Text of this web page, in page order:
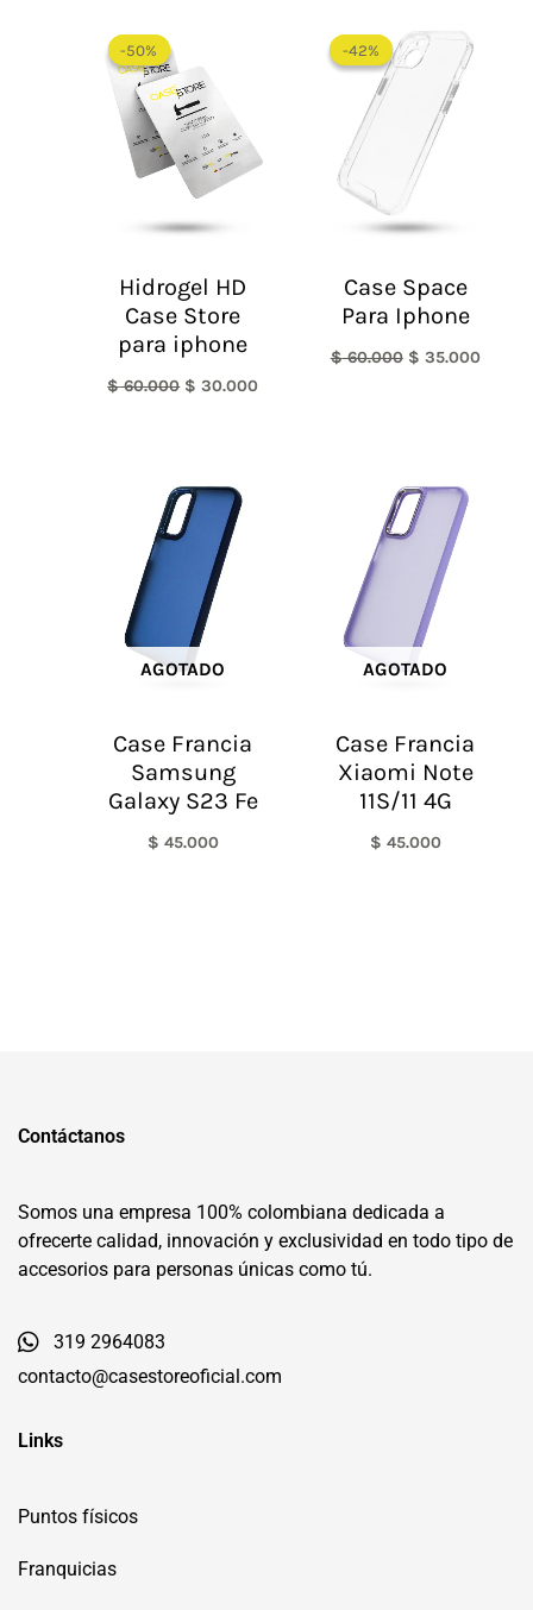
-50%
-50%
Hidrogel HD
Case Store
para iphone
$60.000
era:
$ 60.000.
$ 30.000
-42%
-42%
Case Space
Para Iphone
$60.000
precio
original
$ 60.000.
$ 35.000
AGOTADO
Case Francia
Samsung
Galaxy S23 Fe
$ 45.000
AGOTADO
Case Francia
Xiaomi Note
11S/11 4G
$ 45.000
Contáctanos
Somos una empresa 100% colombiana dedicada a
ofrecerte calidad, innovación y exclusividad en todo tipo de
accesorios para personas únicas como tú.
319 2964083
contacto@casestoreoficial.com
Links
Puntos físicos
Franquicias